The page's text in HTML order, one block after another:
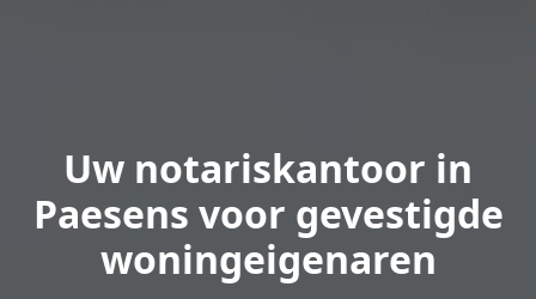
Uw notariskantoor in
Paesens voor gevestigde
woningeigenaren